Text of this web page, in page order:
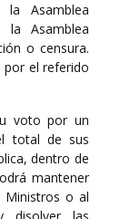
Asamblea
Asamblea
o censura.
por el referido
voto por un
total de sus
dentro de
mantener
Ministros o al